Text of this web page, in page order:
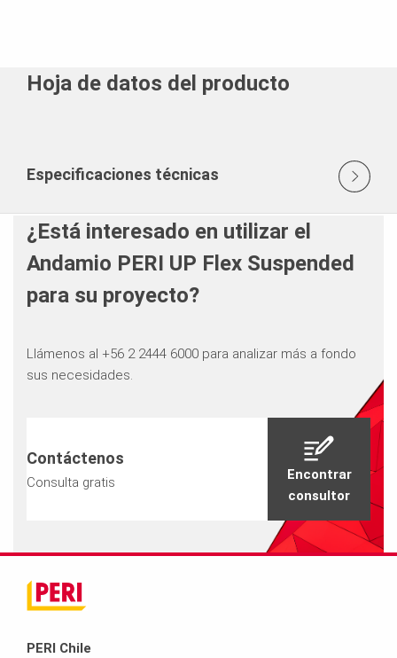
Hoja de datos del producto
Especificaciones técnicas
¿Está interesado en utilizar el
Andamio PERI UP Flex Suspended
para su proyecto?
Llámenos al +56 2 2444 6000 para analizar más a fondo
sus necesidades.
Contáctenos
Consulta gratis
Encontrar
consultor
PERI Chile